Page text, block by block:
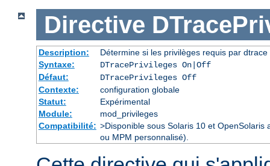
Directive
Description:
Détermine si les privilèges requis par
Syntaxe:
DTracePrivileges On|Off
Défaut:
DTracePrivileges Off
Contexte:
configuration globale
Statut:
Expérimental
Module:
mod_privileges
Compatibilité: >Disponible sous Solaris 10 et
ou MPM personnalisé).